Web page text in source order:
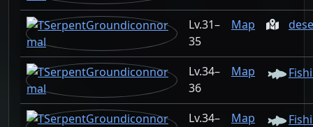
31–
35
Map
34–
36
Map
34–
Map